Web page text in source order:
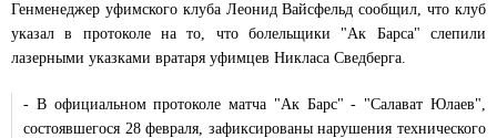
Генменеджер уфимского клуба Леонид Вайсфельд сообщил, что клуб
указал в протоколе на то, что болельщики "Ак Барса" слепили
лазерными указками вратаря уфимцев Никласа Сведберга.
- В официальном протоколе матча "Ак Барс" - "Салават Юлаев",
состоявшегося 28 февраля, зафиксированы нарушения технического